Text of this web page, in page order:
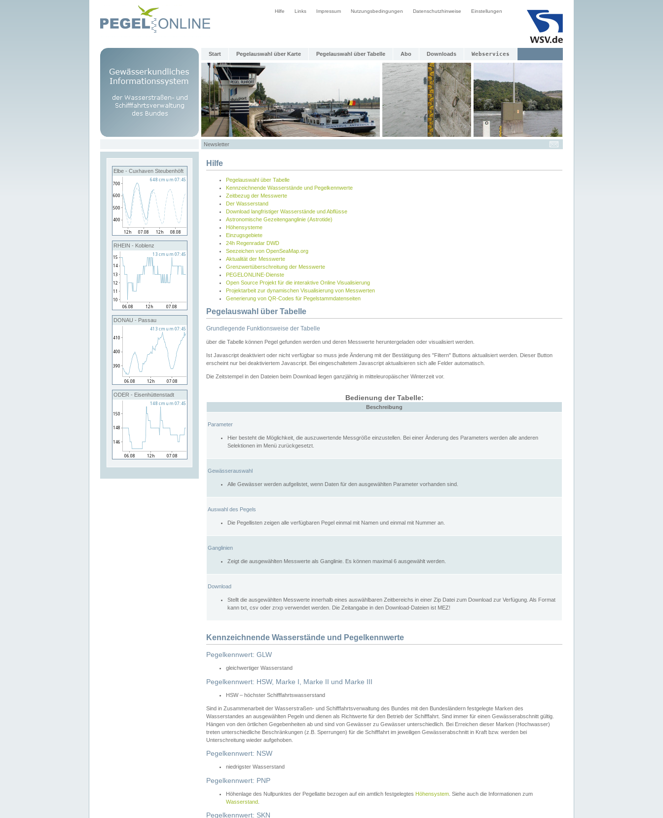
Hilfe Links Impressum Nutzungsbedingungen Datenschutzhinweise Einstellungen
Start Pegelauswahl über Karte Pegelauswahl über Tabelle Abo Downloads Webservices
Newsletter
Elbe - Cuxhaven Steubenhöft
RHEIN - Koblenz
DONAU - Passau
ODER - Eisenhüttenstadt
Hilfe
Pegelauswahl über Tabelle
Kennzeichnende Wasserstände und Pegelkennwerte
Zeitbezug der Messwerte
Der Wasserstand
Download langfristiger Wasserstände und Abflüsse
Astronomische Gezeitenganglinie (Astrotide)
Höhensysteme
Einzugsgebiete
24h Regenradar DWD
Seezeichen von OpenSeaMap.org
Aktualität der Messwerte
Grenzwertüberschreitung der Messwerte
PEGELONLINE-Dienste
Open Source Projekt für die interaktive Online Visualisierung
Projektarbeit zur dynamischen Visualisierung von Messwerten
Generierung von QR-Codes für Pegelstammdatenseiten
Pegelauswahl über Tabelle
Grundlegende Funktionsweise der Tabelle
über die Tabelle können Pegel gefunden werden und deren Messwerte heruntergeladen oder visualisiert werden.
Ist Javascript deaktiviert oder nicht verfügbar so muss jede Änderung mit der Bestätigung des "Filtern" Buttons aktualisiert werden. Dieser Button
erscheint nur bei deaktiviertem Javascript. Bei eingeschaltetem Javascript aktualisieren sich alle Felder automatisch.
Die Zeitstempel in den Dateien beim Download liegen ganzjährig in mitteleuropäischer Winterzeit vor.
Bedienung der Tabelle:
Beschreibung
Parameter
Hier besteht die Möglichkeit, die auszuwertende Messgröße einzustellen. Bei einer Änderung des Parameters werden alle anderen
Selektionen im Menü zurückgesetzt.
Gewässerauswahl
Alle Gewässer werden aufgelistet, wenn Daten für den ausgewählten Parameter vorhanden sind.
Auswahl des Pegels
Die Pegellisten zeigen alle verfügbaren Pegel einmal mit Namen und einmal mit Nummer an.
Ganglinien
Zeigt die ausgewählten Messwerte als Ganglinie. Es können maximal 6 ausgewählt werden.
Download
Stellt die ausgewählten Messwerte innerhalb eines auswählbaren Zeitbereichs in einer Zip Datei zum Download zur Verfügung. Als Format
kann txt, csv oder zrxp verwendet werden. Die Zeitangabe in den Download-Dateien ist MEZ!
Kennzeichnende Wasserstände und Pegelkennwerte
Pegelkennwert: GLW
gleichwertiger Wasserstand
Pegelkennwert: HSW, Marke I, Marke II und Marke III
HSW – höchster Schifffahrtswasserstand
Sind in Zusammenarbeit der Wasserstraßen- und Schifffahrtsverwaltung des Bundes mit den Bundesländern festgelegte Marken des
Wasserstandes an ausgewählten Pegeln und dienen als Richtwerte für den Betrieb der Schifffahrt. Sind immer für einen Gewässerabschnitt gültig.
Hängen von den örtlichen Gegebenheiten ab und sind von Gewässer zu Gewässer unterschiedlich. Bei Erreichen dieser Marken (Hochwasser)
treten unterschiedliche Beschränkungen (z.B. Sperrungen) für die Schifffahrt im jeweiligen Gewässerabschnitt in Kraft bzw. werden bei
Unterschreitung wieder aufgehoben.
Pegelkennwert: NSW
niedrigster Wasserstand
Pegelkennwert: PNP
Höhenlage des Nullpunktes der Pegellatte bezogen auf ein amtlich festgelegtes Höhensystem . Siehe auch die Informationen zum
Wasserstand
Pegelkennwert: SKN